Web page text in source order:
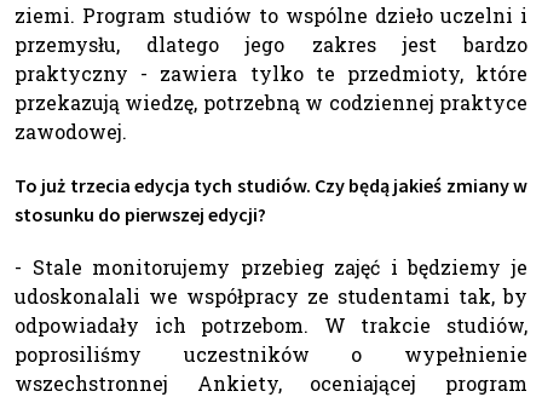
ziemi. Program studiów to wspólne dzieło uczelni i
przemysłu, dlatego jego zakres jest bardzo
praktyczny - zawiera tylko te przedmioty, które
przekazują wiedzę, potrzebną w codziennej praktyce
zawodowej.
To już trzecia edycja tych studiów. Czy będą jakieś zmiany w
stosunku do pierwszej edycji?
- Stale monitorujemy przebieg zajęć i będziemy je
udoskonalali we współpracy ze studentami tak, by
odpowiadały ich potrzebom. W trakcie studiów,
poprosiliśmy uczestników o wypełnienie
wszechstronnej Ankiety, oceniającej program